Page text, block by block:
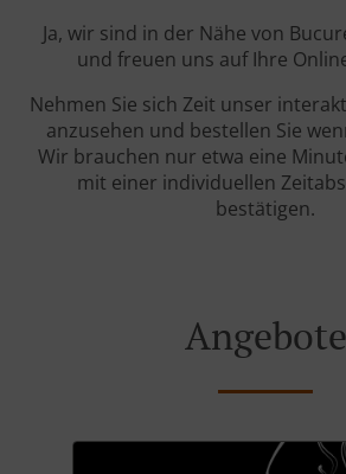
Ja, wir sind in der Nähe von
und freuen uns auf Ihre
Nehmen Sie sich Zeit unser
anzusehen und bestellen Sie
Wir brauchen nur etwa eine
mit einer individuellen
bestätigen.
Angebote